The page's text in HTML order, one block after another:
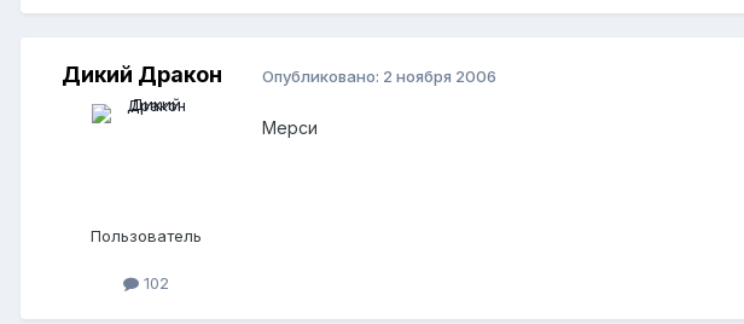
Дикий Дракон
Пользователь
102
Опубликовано: 2 ноября 2006
Мерси